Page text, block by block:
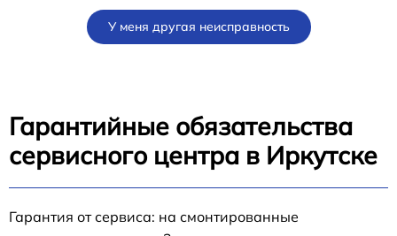
У меня другая неисправность
Гарантийные обязательства
сервисного центра в Иркутске
Гарантия от сервиса: на смонтированные